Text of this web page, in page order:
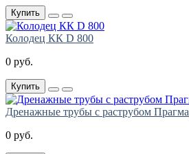
Купить
Колодец КК D 800
0 руб.
Купить
Дренажные трубы с раструбом Прагма
0 руб.